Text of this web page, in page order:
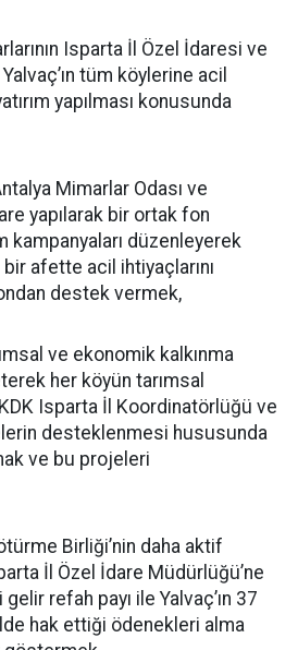
Isparta İl Özel İdaresi ve
tüm köylerine acil
yapılması konusunda
Mimarlar Odası ve
yapılarak bir ortak fon
kampanyaları düzenleyerek
afette acil ihtiyaçlarını
destek vermek,
ve ekonomik kalkınma
her köyün tarımsal
Isparta İl Koordinatörlüğü ve
desteklenmesi hususunda
ve bu projeleri
Birliği’nin daha aktif
İl Özel İdare Müdürlüğü’ne
refah payı ile Yalvaç’ın 37
hak ettiği ödenekleri alma